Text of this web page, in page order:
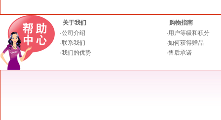
关于我们
·公司介绍
·联系我们
·我们的优势
购物指南
·用户等级和积分
·如何获得赠品
·售后承诺